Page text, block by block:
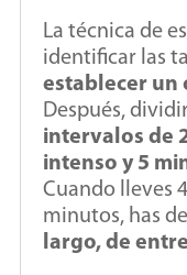
La técnica de
identificar las
establecer un
Después,
intervalos de
intenso y 5
Cuando lleves
minutos, has de
largo, de